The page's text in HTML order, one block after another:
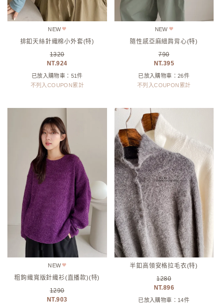
NEW
排釦天絲針織棉小外套(特)
1320
924
已放入購物車：51件
不列入COUPON累計
NEW
隨性感亞麻細肩背心(特)
790
395
已放入購物車：26件
不列入COUPON累計
NEW
粗鉤織寬版針織衫(直播款)(特)
1290
903
半釦高領安格拉毛衣(特)
1280
896
已放入購物車：14件